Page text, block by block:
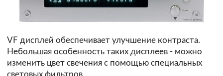
VF дисплей обеспечивает улучшение контраста.
Небольшая особенность таких дисплеев - можно
изменить цвет свечения с помощью специальных
световых фильтров.